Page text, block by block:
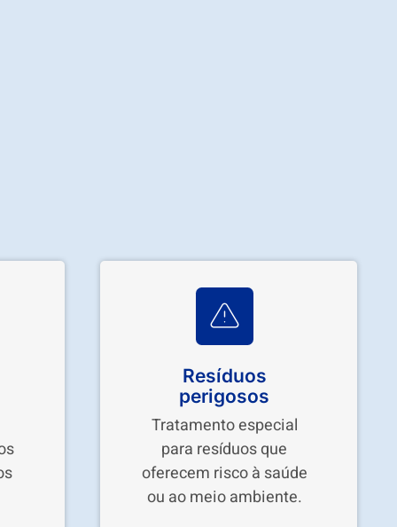
Resíduos
perigosos
Tratamento especial
para resíduos que
oferecem risco à saúde
ou ao meio ambiente.